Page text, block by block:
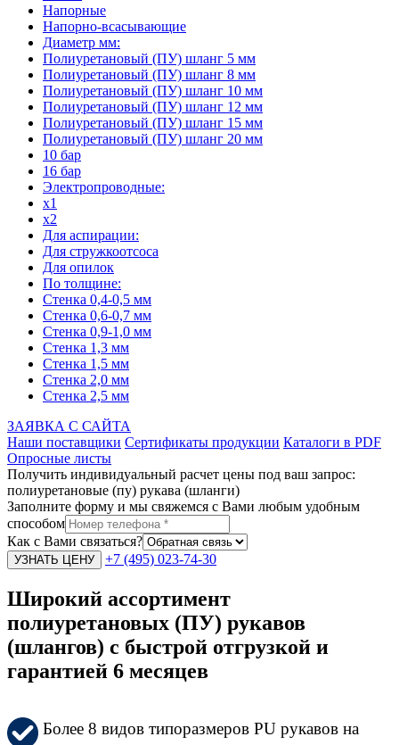
Напорные
Напорно-всасывающие
Диаметр мм:
Полиуретановый (ПУ) шланг 5 мм
Полиуретановый (ПУ) шланг 8 мм
Полиуретановый (ПУ) шланг 10 мм
Полиуретановый (ПУ) шланг 12 мм
Полиуретановый (ПУ) шланг 15 мм
Полиуретановый (ПУ) шланг 20 мм
10 бар
16 бар
Электропроводные:
x1
x2
Для аспирации:
Для стружкоотсоса
Для опилок
По толщине:
Стенка 0,4-0,5 мм
Стенка 0,6-0,7 мм
Стенка 0,9-1,0 мм
Стенка 1,3 мм
Стенка 1,5 мм
Стенка 2,0 мм
Стенка 2,5 мм
ЗАЯВКА С САЙТА
Наши поставщики Сертификаты продукции Каталоги в PDF
Опросные листы
Получить индивидуальный расчет цены под ваш запрос:
полиуретановые (пу) рукава (шланги)
Заполните форму и мы свяжемся с Вами любым удобным
способом
Как с Вами связаться?
+7 (495) 023-74-30
Широкий ассортимент
полиуретановых (ПУ) рукавов
(шлангов) с быстрой отгрузкой и
гарантией 6 месяцев
Более 8 видов типоразмеров PU рукавов на